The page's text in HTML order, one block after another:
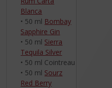
Blanca
• 50 ml Bombay
Sapphire Gin
• 50 ml Sierra
Tequila Silver
• 50 ml Cointreau
• 50 ml Sourz
Red Berry